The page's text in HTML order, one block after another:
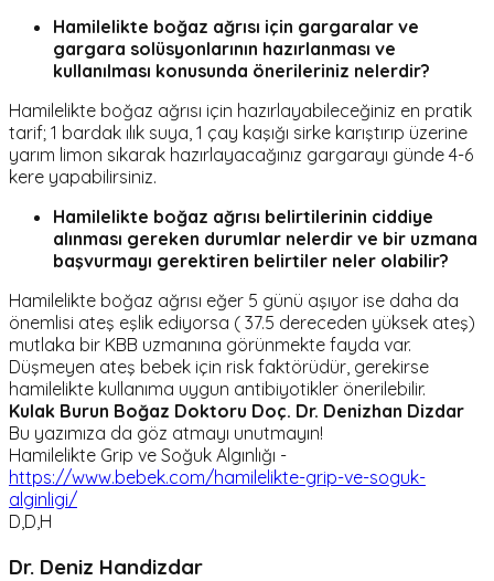
Hamilelikte boğaz ağrısı için gargaralar ve
gargara solüsyonlarının hazırlanması ve
kullanılması konusunda önerileriniz nelerdir?
Hamilelikte boğaz ağrısı için hazırlayabileceğiniz en pratik
tarif; 1 bardak ılık suya, 1 çay kaşığı sirke karıştırıp üzerine
yarım limon sıkarak hazırlayacağınız gargarayı günde 4-6
kere yapabilirsiniz.
Hamilelikte boğaz ağrısı belirtilerinin ciddiye
alınması gereken durumlar nelerdir ve bir uzmana
başvurmayı gerektiren belirtiler neler olabilir?
Hamilelikte boğaz ağrısı eğer 5 günü aşıyor ise daha da
önemlisi ateş eşlik ediyorsa ( 37.5 dereceden yüksek ateş)
mutlaka bir KBB uzmanına görünmekte fayda var.
Düşmeyen ateş bebek için risk faktörüdür, gerekirse
hamilelikte kullanıma uygun antibiyotikler önerilebilir.
Kulak Burun Boğaz Doktoru Doç. Dr. Denizhan Dizdar
Bu yazımıza da göz atmayı unutmayın!
Hamilelikte Grip ve Soğuk Algınlığı -
https://www.bebek.com/hamilelikte-grip-ve-soguk-
alginligi/
D,D,H
Dr. Deniz Handizdar